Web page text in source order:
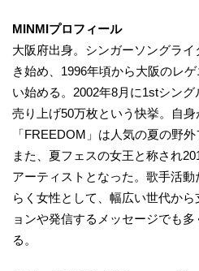
MINMIプロフィール
大阪府出身。シンガーソングラ
き始め、1996年頃から大阪のレ
い始める。2002年8月に1stシン
売り上げ50万枚という快挙。自
「FREEDOM」は人気の夏の野
また、夏フェスの女王と称され
アーティストとなった。歌手活
らく女性として、幅広い世代か
ョンや発信するメッセージでも
る。